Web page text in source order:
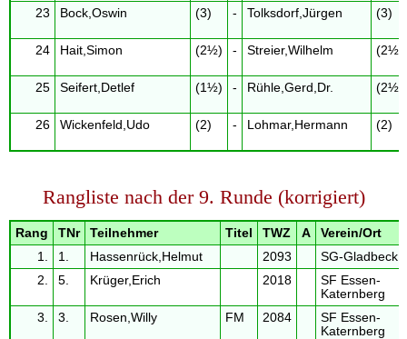
23 Bock,Oswin (3) - Tolksdorf,Jürgen (3)
24 Hait,Simon (2½) - Streier,Wilhelm (2½)
25 Seifert,Detlef (1½) - Rühle,Gerd,Dr. (2½)
26 Wickenfeld,Udo (2) - Lohmar,Hermann (2)
Rangliste nach der 9. Runde (korrigiert)
Rang TNr Teilnehmer Titel TWZ A
Verein/Ort
1.
1. Hassenrück,Helmut 2093
SG-Gladbeck
2.
5. Krüger,Erich 2018
SF Essen-
Katernberg
3.
3. Rosen,Willy FM 2084
SF Essen-
Katernberg